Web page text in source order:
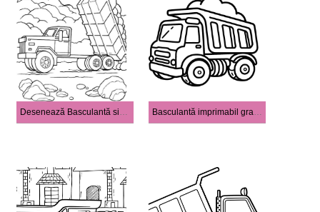
Desenează Basculantă simplu la copii Basculantă imprimabil gratuit